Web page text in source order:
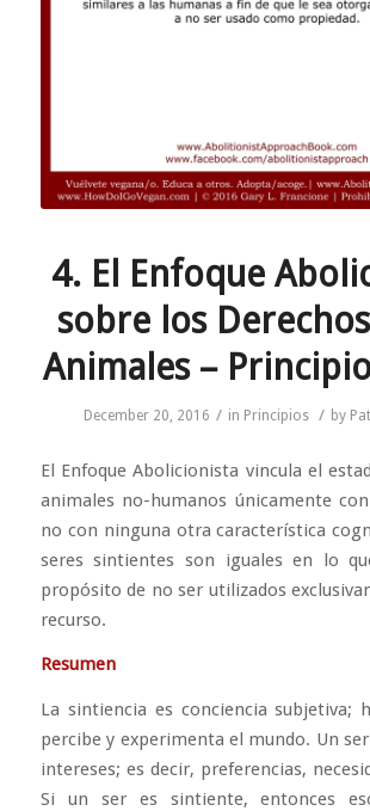
4. El Enfoque
sobre los
Animales –
December 20, 2016 / in Principios / by
El Enfoque Abolicionista vincula el
animales no-humanos únicamente
no con ninguna otra característica
seres sintientes son iguales en lo
propósito de no ser utilizados
recurso.
Resumen
La sintiencia es conciencia subjetiva;
percibe y experimenta el mundo. Un
intereses; es decir, preferencias,
Si un ser es sintiente, entonces